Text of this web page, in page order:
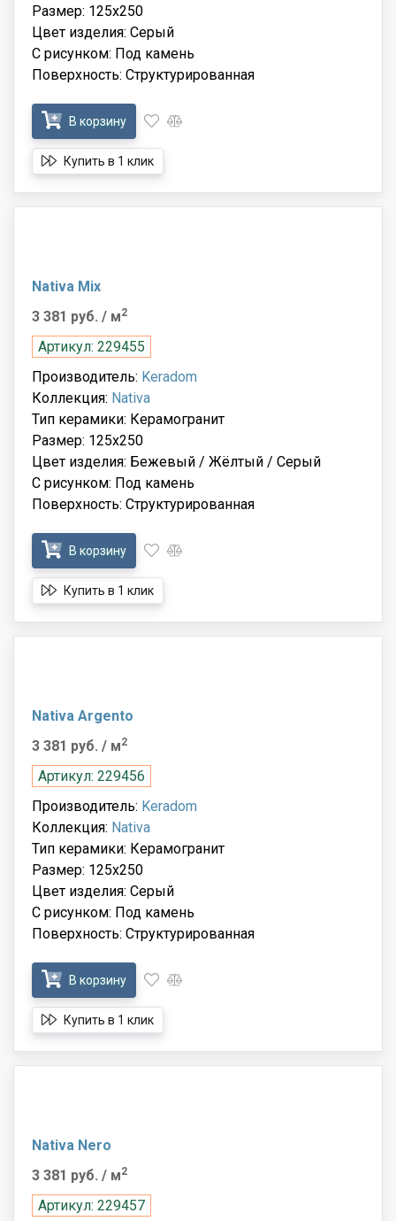
Размер: 125x250
Цвет изделия: Серый
С рисунком: Под камень
Поверхность: Структурированная
В корзину
Купить в 1 клик
Nativa Mix
3 381 руб. / м2
Артикул: 229455
Производитель: Keradom
Коллекция: Nativa
Тип керамики: Керамогранит
Размер: 125x250
Цвет изделия: Бежевый / Жёлтый / Серый
С рисунком: Под камень
Поверхность: Структурированная
В корзину
Купить в 1 клик
Nativa Argento
3 381 руб. / м2
Артикул: 229456
Производитель: Keradom
Коллекция: Nativa
Тип керамики: Керамогранит
Размер: 125x250
Цвет изделия: Серый
С рисунком: Под камень
Поверхность: Структурированная
В корзину
Купить в 1 клик
Nativa Nero
3 381 руб. / м2
Артикул: 229457